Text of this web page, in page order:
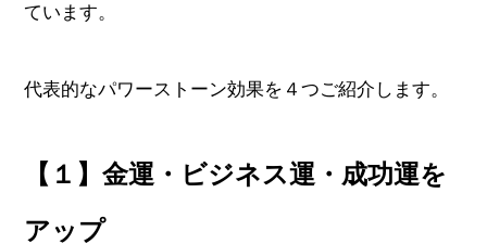
ています。
代表的なパワーストーン効果を４つご紹介します。
【１】金運・ビジネス運・成功運を
アップ